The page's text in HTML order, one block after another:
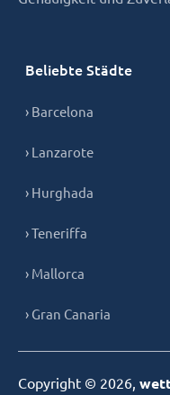
Beliebte Städte
› Barcelona
› Lanzarote
› Hurghada
› Teneriffa
› Mallorca
› Gran Canaria
Copyright © 2026,